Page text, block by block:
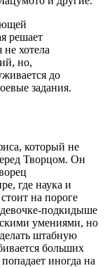
решает
хотела
но,
до
задания.
который не
Творцом. Он
где наука и
на пороге
подкидыше
умениями, но
штабную
больших
иногда на